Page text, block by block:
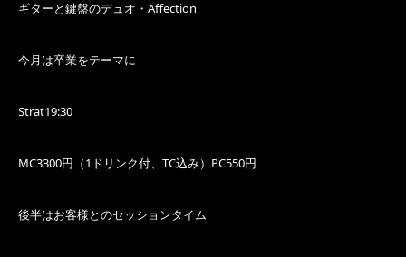
ギターと鍵盤のデュオ・Affection
今月は卒業をテーマに
Strat19:30
MC3300円（1ドリンク付、TC込み）PC550円
後半はお客様とのセッションタイム